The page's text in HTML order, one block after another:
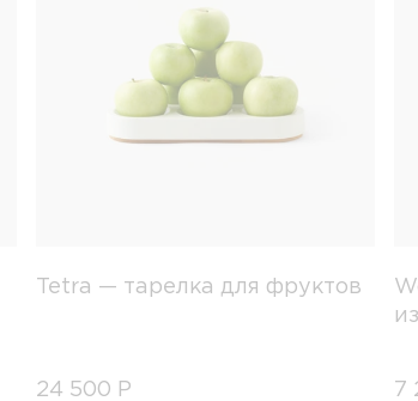
Tetra — тарелка для фруктов
24 500 Р 7